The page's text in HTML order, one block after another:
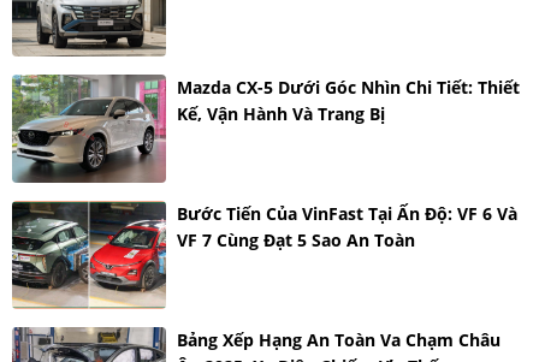
Mazda CX-5 Dưới Góc Nhìn Chi Tiết: Thiết
Kế, Vận Hành Và Trang Bị
Bước Tiến Của VinFast Tại Ấn Độ: VF 6 Và
VF 7 Cùng Đạt 5 Sao An Toàn
Bảng Xếp Hạng An Toàn Va Chạm Châu